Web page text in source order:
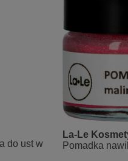
do ust w
La-Le
Pomadka